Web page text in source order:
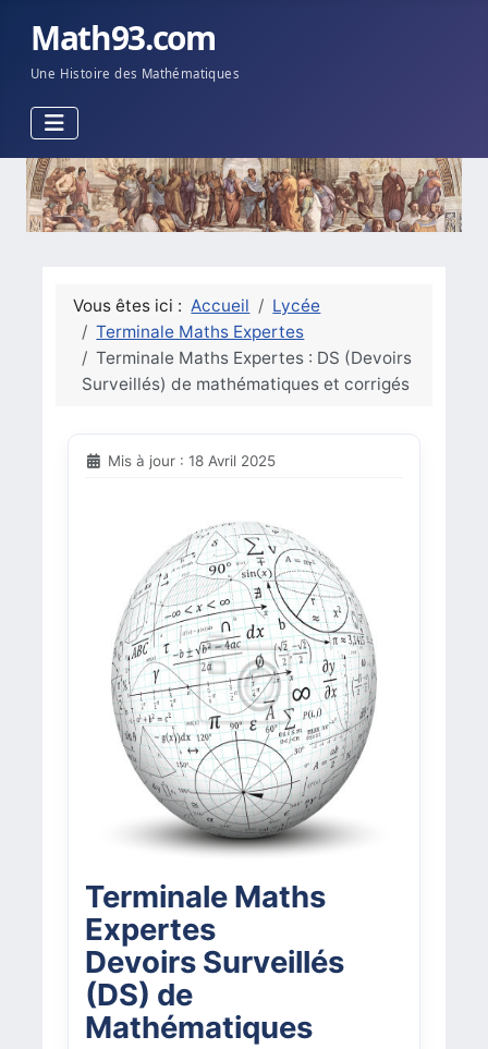
Math93.com
Une Histoire des Mathématiques
Vous êtes ici : Accueil
Lycée
Terminale Maths Expertes
Terminale Maths Expertes : DS (Devoirs
Surveillés) de mathématiques et corrigés
Mis à jour : 18 Avril 2025
Terminale Maths
Expertes
Devoirs Surveillés
(DS) de
Mathématiques